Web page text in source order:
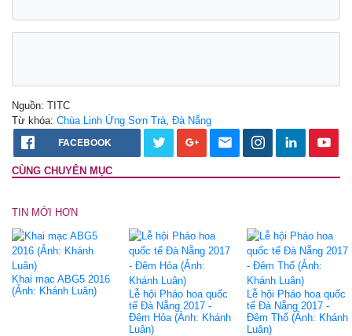
Nguồn: TITC
Từ khóa: Chùa Linh Ứng Sơn Trà Đà Nẵng
FACEBOOK
CÙNG CHUYÊN MỤC
TIN MỚI HƠN
Khai mạc ABG5 2016
(Ảnh: Khánh Luân)
Lễ hội Pháo hoa quốc
tế Đà Nẵng 2017 -
Đêm Hỏa (Ảnh: Khánh
Luân)
Lễ hội Pháo hoa quốc
tế Đà Nẵng 2017 -
Đêm Thổ (Ảnh: Khánh
Luân)